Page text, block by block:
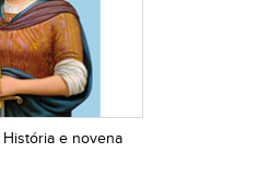
História e novena